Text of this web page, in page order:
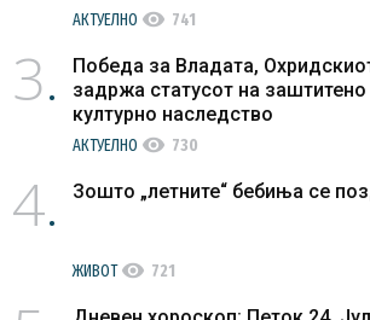
АКТУЕЛНО visibility 741
3
Победа за Владата,
задржа статусот на заштитено
културно наследство
АКТУЕЛНО visibility 730
4 Зошто „летните“ бебиња се
ЖИВОТvisibility 721